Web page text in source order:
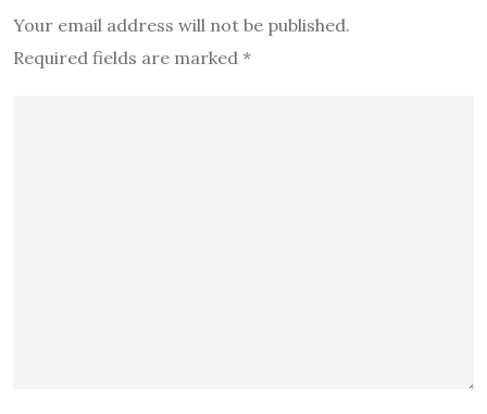
Your email address will not be published.
Required fields are marked *